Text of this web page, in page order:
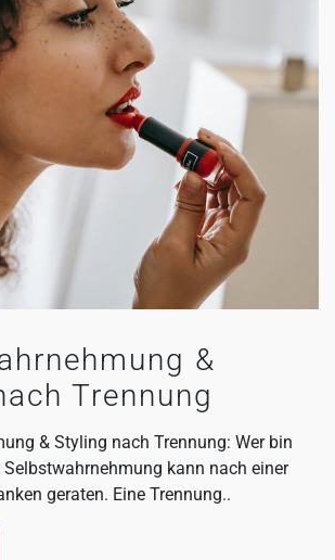
&
Trennung
& Styling nach Trennung: Wer bin
kann nach einer
geraten. Eine Trennung..